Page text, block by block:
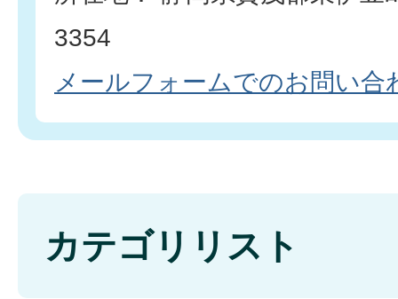
3354
メールフォームでのお問い合
カテゴリリスト